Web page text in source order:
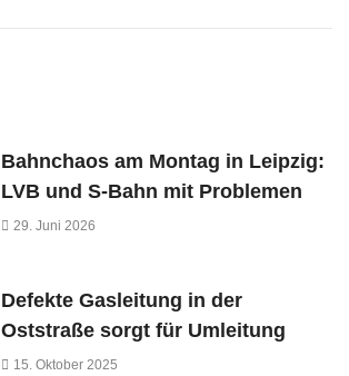
Bahnchaos am Montag in Leipzig:
LVB und S-Bahn mit Problemen
29. Juni 2026
Defekte Gasleitung in der
Oststraße sorgt für Umleitung
15. Oktober 2025